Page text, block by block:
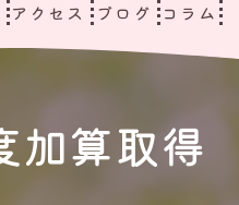
アクセス ブログ コラム
加算取得